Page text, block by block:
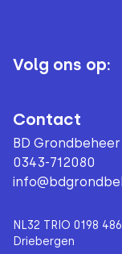
Volg ons op:
Contact
BD Grondbeheer
0343-712080
NL32 TRIO 0198
Driebergen